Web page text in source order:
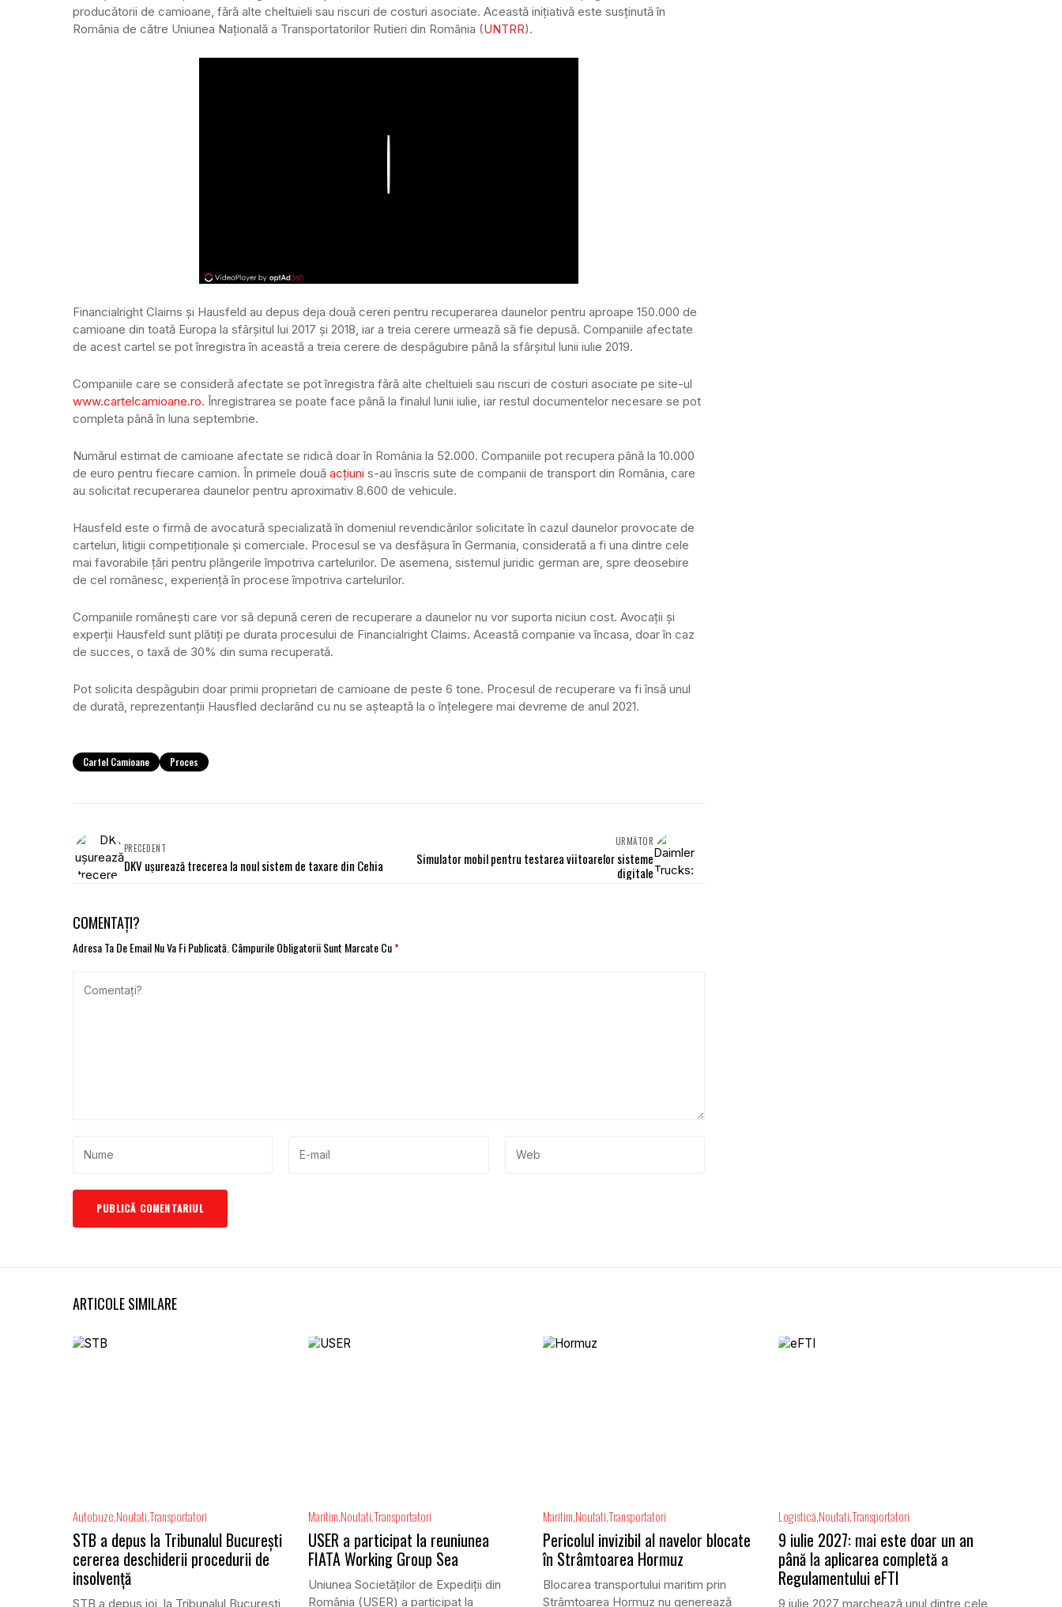
producătorii de camioane, fără alte cheltuieli sau riscuri de costuri asociate. Această inițiativă este susținută în
România de către Uniunea Națională a Transportatorilor Rutieri din România (UNTRR).
Financialright Claims și Hausfeld au depus deja două cereri pentru recuperarea daunelor pentru aproape 150.000 de
camioane din toată Europa la sfârșitul lui 2017 și 2018, iar a treia cerere urmează să fie depusă. Companiile afectate
de acest cartel se pot înregistra în această a treia cerere de despăgubire până la sfârșitul lunii iulie 2019.
Companiile care se consideră afectate se pot înregistra fără alte cheltuieli sau riscuri de costuri asociate pe site-ul
www.cartelcamioane.ro. Înregistrarea se poate face până la finalul lunii iulie, iar restul documentelor necesare se pot
completa până în luna septembrie.
Numărul estimat de camioane afectate se ridică doar în România la 52.000. Companiile pot recupera până la 10.000
de euro pentru fiecare camion. În primele două acțiuni s-au înscris sute de companii de transport din România, care
au solicitat recuperarea daunelor pentru aproximativ 8.600 de vehicule.
Hausfeld este o firmă de avocatură specializată în domeniul revendicărilor solicitate în cazul daunelor provocate de
carteluri, litigii competiționale și comerciale. Procesul se va desfășura în Germania, considerată a fi una dintre cele
mai favorabile țări pentru plângerile împotriva cartelurilor. De asemena, sistemul juridic german are, spre deosebire
de cel românesc, experiență în procese împotriva cartelurilor.
Companiile românești care vor să depună cereri de recuperare a daunelor nu vor suporta niciun cost. Avocații și
experții Hausfeld sunt plătiți pe durata procesului de Financialright Claims. Această companie va încasa, doar în caz
de succes, o taxă de 30% din suma recuperată.
Pot solicita despăgubiri doar primii proprietari de camioane de peste 6 tone. Procesul de recuperare va fi însă unul
de durată, reprezentanții Hausfled declarând cu nu se așteaptă la o înțelegere mai devreme de anul 2021.
Cartel Camioane Proces
PRECEDENT
DKV ușurează trecerea la noul sistem de taxare din Cehia
URMĂTOR
Simulator mobil pentru testarea viitoarelor sisteme
digitale
COMENTAȚI?
Adresa Ta De Email Nu Va Fi Publicată. Câmpurile Obligatorii Sunt Marcate Cu*
ARTICOLE SIMILARE
Autobuze NoutatiTransportatori
STB a depus la Tribunalul București
cererea deschiderii procedurii de
insolvență
STB a depus joi, la Tribunalul Bucureşti,
Maritim NoutatiTransportatori
USER a participat la reuniunea
FIATA Working Group Sea
Uniunea Societăților de Expediții din
România (USER) a participat la
Maritim NoutatiTransportatori
Pericolul invizibil al navelor blocate
în Strâmtoarea Hormuz
Blocarea transportului maritim prin
Strâmtoarea Hormuz nu generează
Logistică NoutatiTransportatori
9 iulie 2027: mai este doar un an
până la aplicarea completă a
Regulamentului eFTI
9 iulie 2027 marchează unul dintre cele